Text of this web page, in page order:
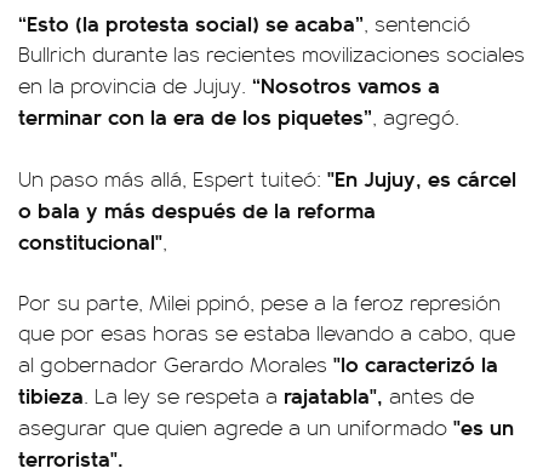
“Esto (la protesta social) se acaba”, sentenció
Bullrich durante las recientes movilizaciones sociales
en la provincia de Jujuy. “Nosotros vamos a
terminar con la era de los piquetes”, agregó.
Un paso más allá, Espert tuiteó: "En Jujuy, es cárcel
o bala y más después de la reforma
constitucional",
Por su parte, Milei ppinó, pese a la feroz represión
que por esas horas se estaba llevando a cabo, que
al gobernador Gerardo Morales "lo caracterizó la
tibieza. La ley se respeta a rajatabla", antes de
asegurar que quien agrede a un uniformado "es un
terrorista".